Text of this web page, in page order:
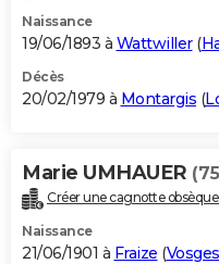
Naissance
19/06/1893 à Wattwiller(
Décès
20/02/1979 à Montargis (
Marie UMHAUER
Créer une cagnotte
Naissance
21/06/1901 à Fraize (Vosges